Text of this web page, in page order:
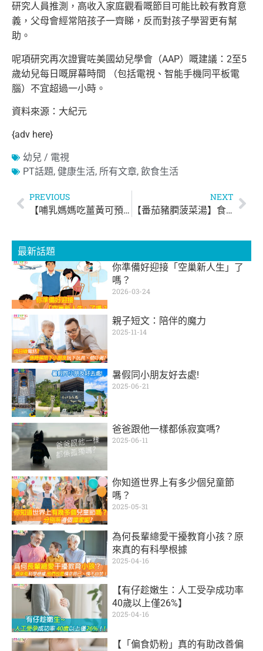
研究人員推測，高收入家庭觀看嘅節目可能比較有教育意
義， 父母會經常陪孩子一齊睇，反而對孩子學習更有幫
助。
呢項研究再次證實咗美國幼兒學會（AAP）嘅建議：2至5
歲幼兒每日嘅屏幕時間 （包括電視、智能手機同平板電
腦）不宜超過一小時。
資料來源：大紀元
{adv here}
幼兒 / 電視
PT話題, 健康生活, 所有文章, 飲食生活
PREVIOUS
【哺乳媽媽吃薑黃可預防乳腺炎】
NEXT
【番茄豬膶菠菜湯】食譜開心Share！
最新話題
你準備好迎接「空巢新人生」了
嗎？
2026-03-24
親子短文：陪伴的魔力
2025-11-14
暑假同小朋友好去處!
2025-06-21
爸爸跟他一樣都係寂寞嗎?
2025-06-11
你知道世界上有多少個兒童節
嗎？
2025-05-31
為何長輩總愛干擾教育小孩？原
來真的有科學根據
2025-04-16
【有仔趁嫩生：人工受孕成功率
40歲以上僅26%】
2025-04-16
【「偏食奶粉」真的有助改善偏